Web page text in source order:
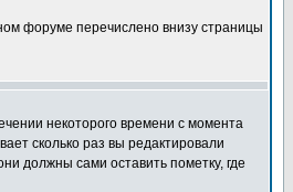
форуме перечислено внизу страницы
некоторого времени с момента
сколько раз вы редактировали
должны сами оставить пометку, где